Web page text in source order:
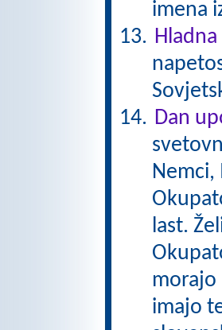
imena
Dan
Nemci,
last.
morajo
imajo